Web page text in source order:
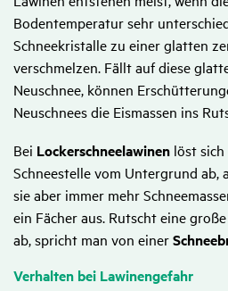
Bodentemperatur sehr
Schneekristalle zu einer glatten
verschmelzen. Fällt auf diese
Neuschnee, können
Neuschnees die Eismassen ins
Bei Lockerschneelawinen löst
Schneestelle vom Untergrund ab,
sie aber immer mehr
ein Fächer aus. Rutscht eine
ab, spricht man von einer
Verhalten bei Lawi­nen­ge­fahr